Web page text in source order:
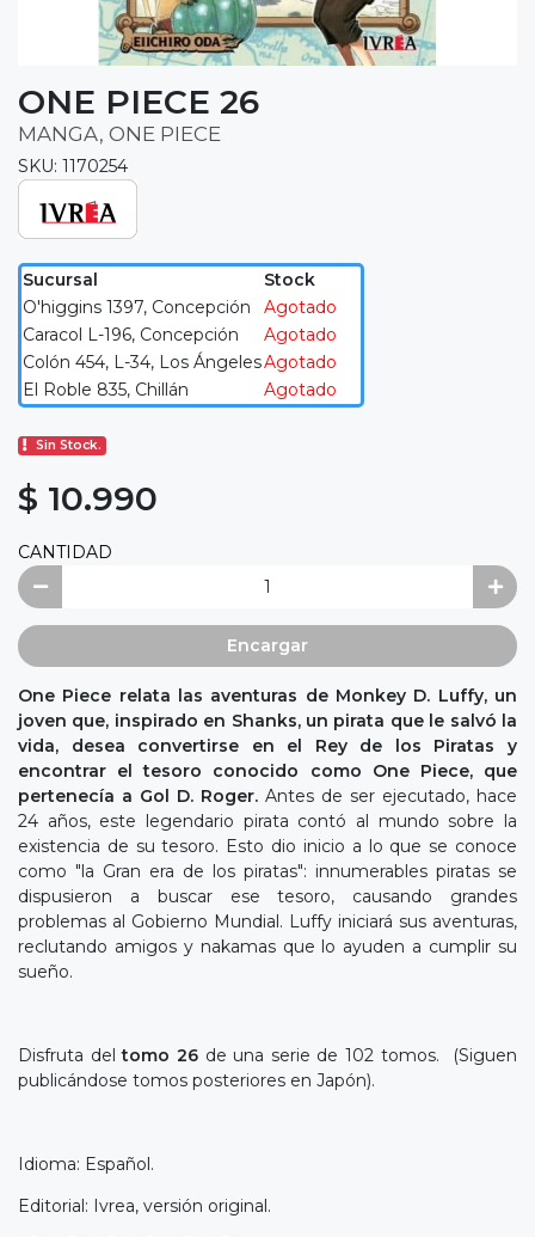
ONE PIECE 26
MANGA, ONE PIECE
SKU: 1170254
Sucursal
Stock
O'higgins 1397, Concepción
Agotado
Caracol L-196, Concepción
Agotado
Colón 454, L-34, Los ÁngelesAgotado
El Roble 835, Chillán
Agotado
Sin Stock.
$ 10.990
CANTIDAD
Encargar
One Piece relata las aventuras de Monkey D. Luffy, un
joven que, inspirado en Shanks, un pirata que le salvó la
vida, desea convertirse en el Rey de los Piratas y
encontrar el tesoro conocido como One Piece, que
pertenecía a Gol D. Roger. Antes de ser ejecutado, hace
24 años, este legendario pirata contó al mundo sobre la
existencia de su tesoro. Esto dio inicio a lo que se conoce
como "la Gran era de los piratas": innumerables piratas se
dispusieron a buscar ese tesoro, causando grandes
problemas al Gobierno Mundial. Luffy iniciará sus aventuras,
reclutando amigos y nakamas que lo ayuden a cumplir su
sueño.
Disfruta deltomo 26 de una serie de 102 tomos. (Siguen
publicándose tomos posteriores en Japón).
Idioma: Español.
Editorial: Ivrea, versión original.